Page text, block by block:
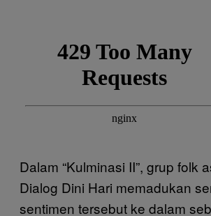
Dalam “Kulminasi II”, grup folk
Dialog Dini Hari memadukan
sentimen tersebut ke dalam